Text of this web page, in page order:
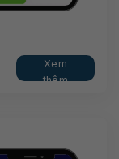
Xem
thêm